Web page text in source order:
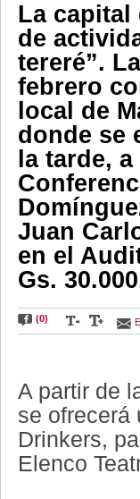
La capital
de
tereré”.
febrero
local de
donde se
la tarde,
Juan
en el
Gs.
(0)
A partir de
se ofrecerá
Drinkers,
Elenco